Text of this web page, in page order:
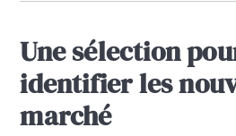
Une sélection
identifier les
marché